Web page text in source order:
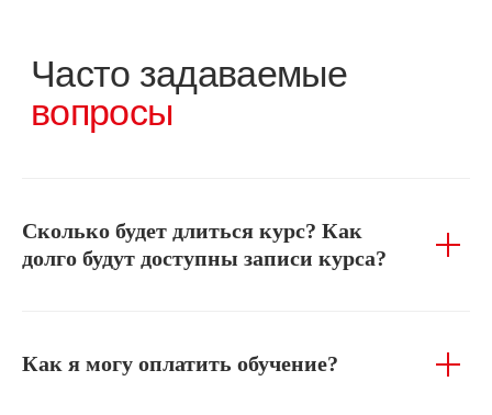
Сколько будет длиться курс? Как
долго будут доступны записи курса?
Как я могу оплатить обучение?